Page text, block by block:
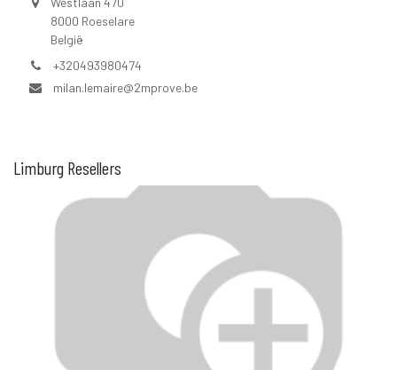
8000 Roeselare
België
+320493980474
milan.lemaire@2mprove.be
Limburg Resellers